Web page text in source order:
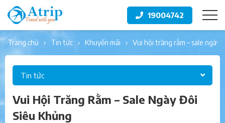
19004742
trang chủ tin tức khuyến mãi vui hội trăng rằm – sale ngày
Tin tức
Vui Hội Trăng Rằm – Sale Ngày Đôi
Siêu Khủng